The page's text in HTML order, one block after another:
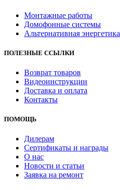
Монтажные работы
Домофонные системы
Альтернативная энергетика
ПОЛЕЗНЫЕ ССЫЛКИ
Возврат товаров
Видеоинструкции
Доставка и оплата
Контакты
ПОМОЩЬ
Дилерам
Сертификаты и награды
О нас
Новости и статьи
Заявка на ремонт